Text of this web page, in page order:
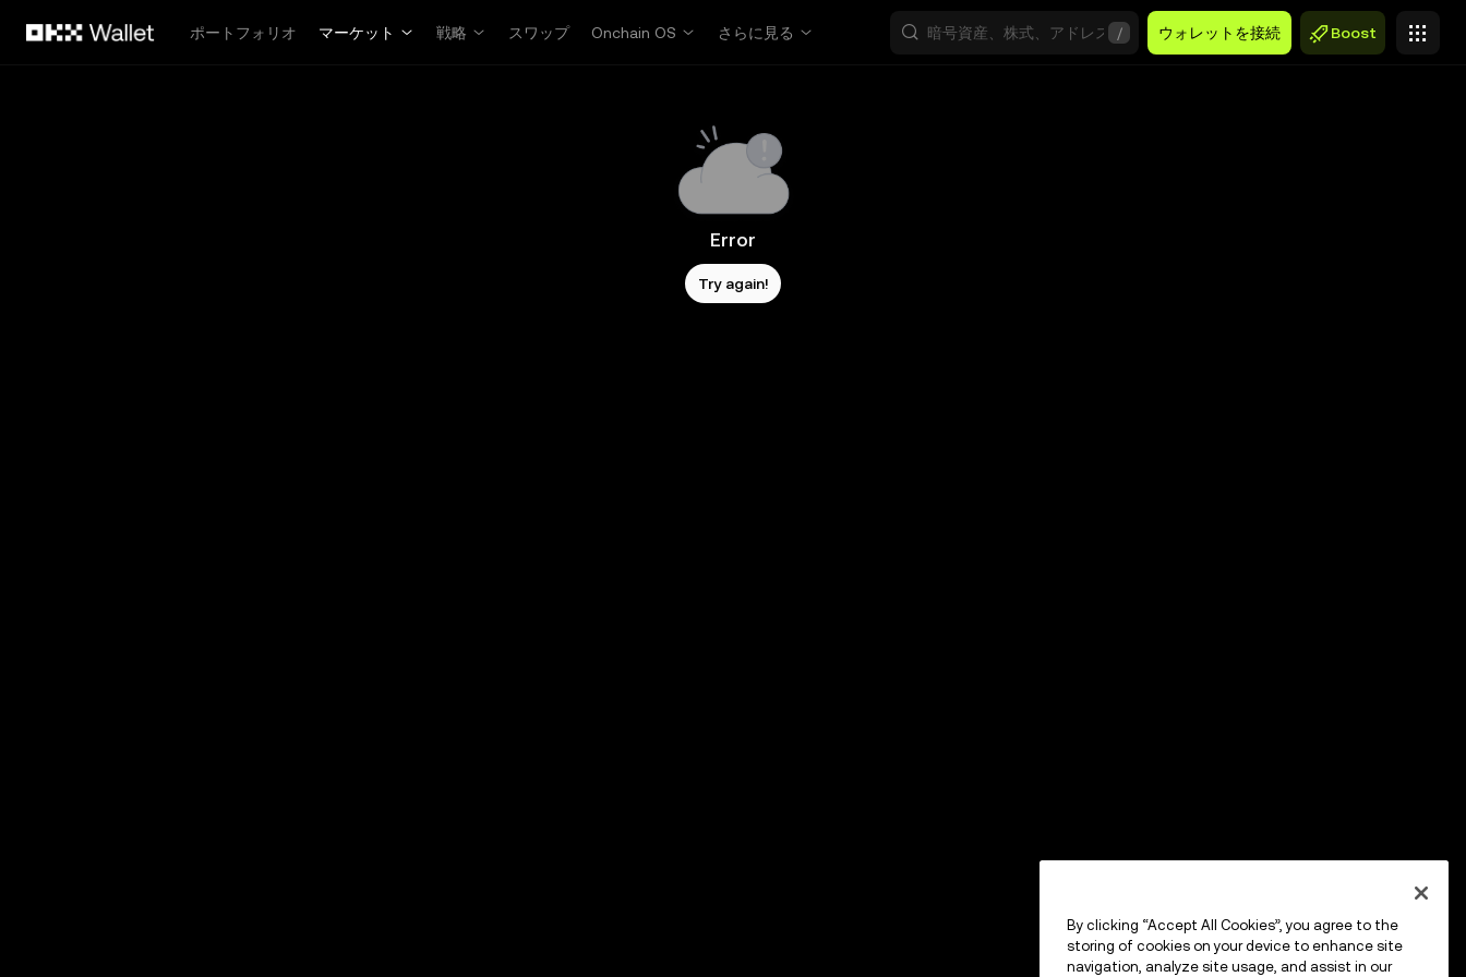
ポートフォリオ
マーケット 戦略 スワップ Onchain OS さらに見る / ウォレットを接続 Boost
Error
Try again!
By clicking “Accept All Cookies”, you agree to the
storing of cookies on your device to enhance site
navigation, analyze site usage, and assist in our